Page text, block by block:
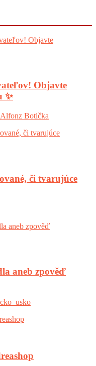
Objavte
✨
Alfonz Botička
či tvarujúce
aneb zpověď